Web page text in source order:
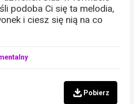
podoba Ci się ta melodia,
i ciesz się nią na co
Pobierz